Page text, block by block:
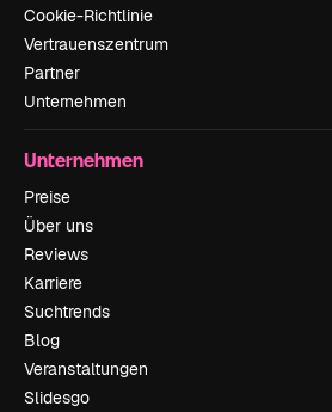
Cookie-Richtlinie
Vertrauenszentrum
Partner
Unternehmen
Unternehmen
Preise
Über uns
Reviews
Karriere
Suchtrends
Blog
Veranstaltungen
Slidesgo